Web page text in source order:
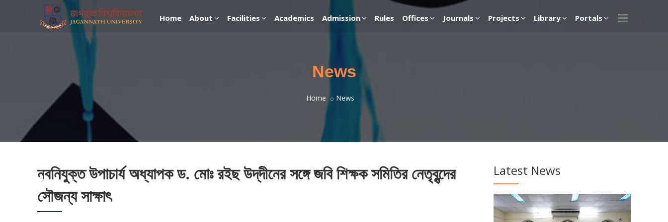
Home About Facilities Academics Admission Rules Offices Journals Projects Library Portals
News
Home News
নবনিযুক্ত উপাচার্য অধ্যাপক ড. মোঃ রইছ উদ্‌দীনের সঙ্গে জবি শিক্ষক সমিতির নেতৃবৃন্দের
সৌজন্য সাক্ষাৎ
Latest News